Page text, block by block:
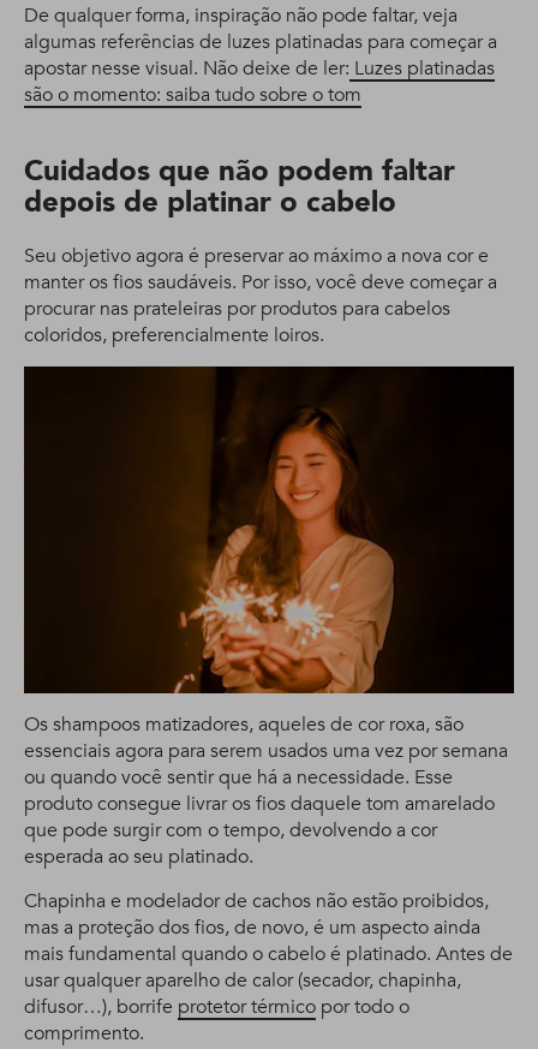
De qualquer forma, inspiração não pode faltar, veja
algumas referências de luzes platinadas para começar a
apostar nesse visual. Não deixe de ler: Luzes platinadas
são o momento: saiba tudo sobre o tom
Cuidados que não podem faltar
depois de platinar o cabelo
Seu objetivo agora é preservar ao máximo a nova cor e
manter os fios saudáveis. Por isso, você deve começar a
procurar nas prateleiras por produtos para cabelos
coloridos, preferencialmente loiros.
Os shampoos matizadores, aqueles de cor roxa, são
essenciais agora para serem usados uma vez por semana
ou quando você sentir que há a necessidade. Esse
produto consegue livrar os fios daquele tom amarelado
que pode surgir com o tempo, devolvendo a cor
esperada ao seu platinado.
Chapinha e modelador de cachos não estão proibidos,
mas a proteção dos fios, de novo, é um aspecto ainda
mais fundamental quando o cabelo é platinado. Antes de
usar qualquer aparelho de calor (secador, chapinha,
difusor…), borrife protetor térmico por todo o
comprimento.